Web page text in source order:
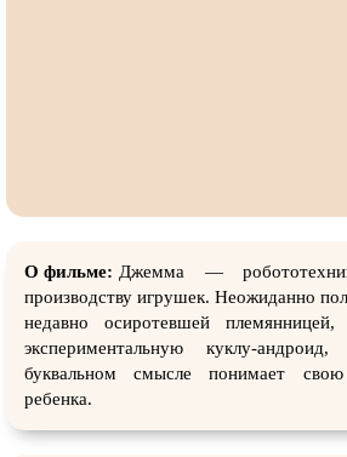
О фильме: Джемма —
производству игрушек. Неожиданно
недавно осиротевшей
экспериментальную куклу-
буквальном смысле понимает
ребенка.